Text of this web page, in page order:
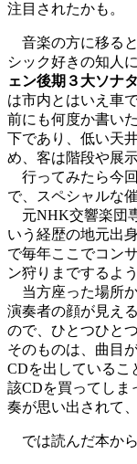
注目されたかも。
音楽の方に移る
シック好きの知人
ェン後期３大ソナ
は市内とはいえ車
前にも何度か書い
下であり、低い天
め、客は階段や展
行ってみたら今
で、スペシャルな
元NHK交響楽団
いう経歴の地元出
で毎年ここでコン
ン狩りまでするよ
当方座った場所
演奏者の顔が見え
ので、ひとつひと
そのものは、曲目
CDを出しているこ
該CDを買ってしま
奏が思い出されて
では読んだ本から